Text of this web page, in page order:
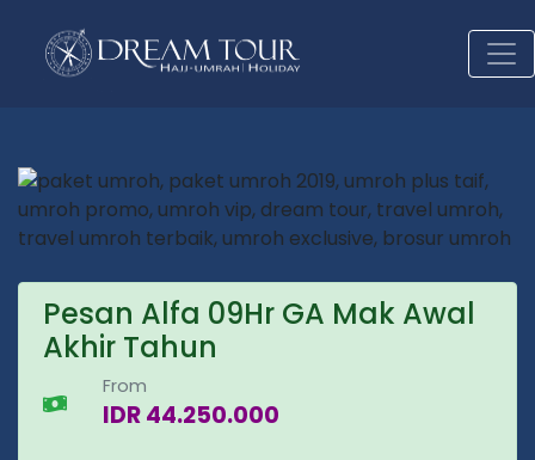
Pesan Alfa 09Hr GA Mak Awal
Akhir Tahun
From
IDR 44.250.000